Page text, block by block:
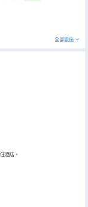
全部設施
酒店。